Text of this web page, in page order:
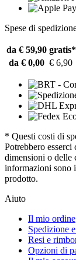
Spese di
da € 59,90 gratis*
da € 0,00 € 6,90
* Questi costi di
Potrebbero esserci
dimensioni o delle
informazioni sono
prodotto.
Aiuto
Il mio ordine
Spedizione
Resi e
Opzioni di